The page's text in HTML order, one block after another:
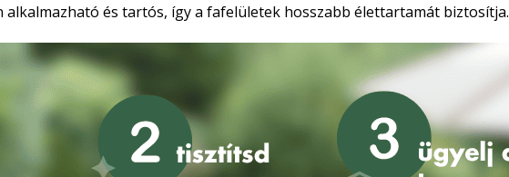
alkalmazható és tartós, így a fafelületek hosszabb élettartamát biztosítja.